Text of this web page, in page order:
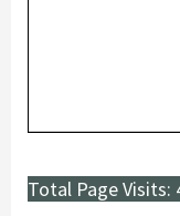
Total Page Visits: